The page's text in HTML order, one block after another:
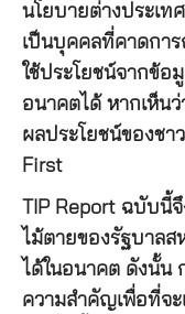
นโยบายต่างประเท
เป็นบุคคลที่คาดกา
ใช้ประโยชน์จากข้อ
อนาคตได้ หากเห็น
ผลประโยชน์ของชา
First
TIP Report ฉบับนี้
ไม้ตายของรัฐบาลส
ได้ในอนาคต ดังนั้น
ความสำคัญเพื่อที่จะ